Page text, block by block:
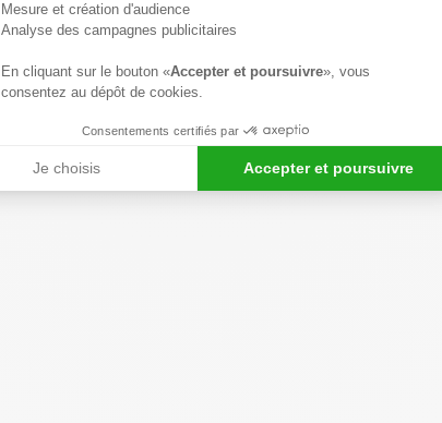
Mesure et création d'audience
Analyse des campagnes publicitaires
En cliquant sur le bouton «Accepter et poursuivre», vous
consentez au dépôt de cookies.
Consentements certifiés par
Je choisis Accepter et poursuivre